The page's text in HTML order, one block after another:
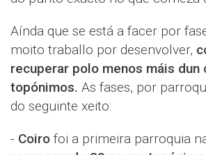
Aínda que se está a facer por
moito traballo por desenvolver,
recuperar polo menos máis dun
topónimos. As fases, por
do seguinte xeito:
- Coiro foi a primeira parroquia